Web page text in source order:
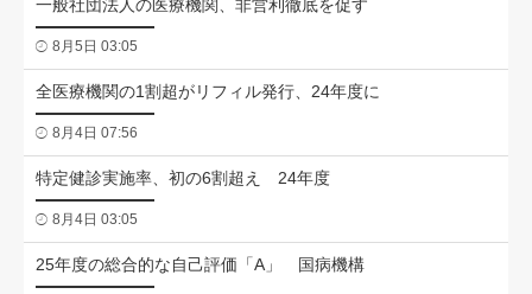
一般社団法人の医療機関、非営利徹底を促す
8月5日 03:05
全医療機関の1割超がリフィル発行、24年度に
8月4日 07:56
特定健診実施率、初の6割超え 24年度
8月4日 03:05
25年度の総合的な自己評価「A」 国病機構